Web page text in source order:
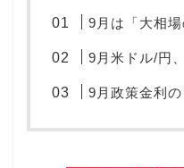
9月は「大相場
9月米ドル/円
9月政策金利の